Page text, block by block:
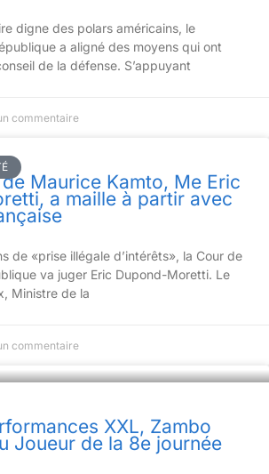
digne des polars américains, le
a aligné des moyens qui ont
de la défense. S’appuyant
commentaire
de Maurice Kamto, Me Eric
a maille à partir avec
de «prise illégale d’intérêts», la Cour de
va juger Eric Dupond-Moretti. Le
Ministre de la
commentaire
XXL, Zambo
Joueur de la 8e journée